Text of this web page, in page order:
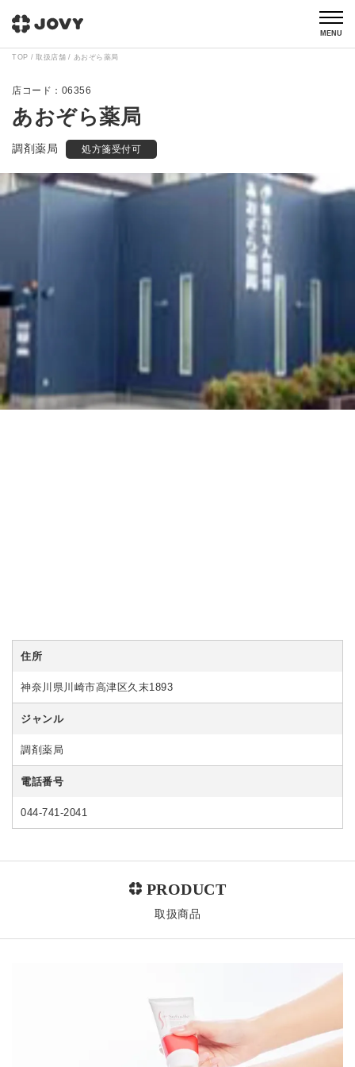
MENU
TOP 取扱店舗 あおぞら薬局
06356
あおぞら薬局
調剤薬局 処方箋受付可
住所
神奈川県川崎市高津区久末1893
ジャンル
調剤薬局
電話番号
044-741-2041
取扱商品